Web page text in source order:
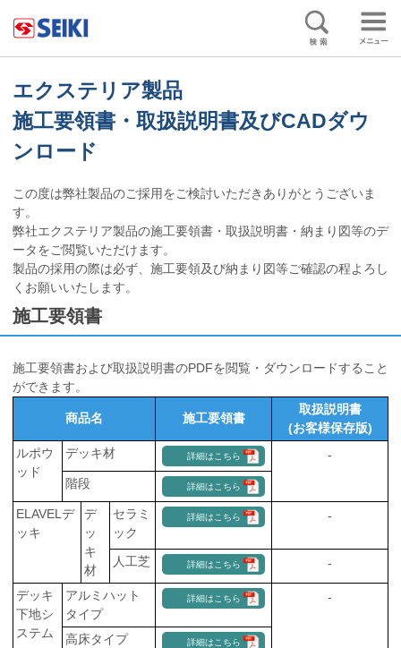
エクステリア製品
施工要領書・取扱説明書及びCADダウ
ンロード
この度は弊社製品のご採用をご検討いただきありがとうございま
す。
弊社エクステリア製品の施工要領書・取扱説明書・納まり図等のデ
ータをご閲覧いただけます。
製品の採用の際は必ず、施工要領及び納まり図等ご確認の程よろし
くお願いいたします。
施工要領書
施工要領書および取扱説明書のPDFを閲覧・ダウンロードすること
ができます。
商品名 施工要領書
取扱説明書
(お客様保存版)
ルポウ
ッド
デッキ材 詳細はこちら
-
階段
詳細はこちら
ELAVELデ
ッキ
デ
ッ
キ
材
セラミ
ック
詳細はこちら -
人工芝 詳細はこちら -
デッキ
下地シ
ステム
アルミハット
タイプ
詳細はこちら -
高床タイプ 詳細はこちら